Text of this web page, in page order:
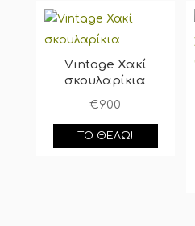
Vintage Χακί
σκουλαρίκια
€9.00
ΤΟ ΘΈΛΩ!